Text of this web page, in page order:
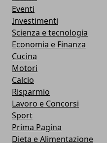
Eventi
Investimenti
Scienza e tecnologia
Economia e Finanza
Cucina
Motori
Calcio
Risparmio
Lavoro e Concorsi
Sport
Prima Pagina
Dieta e Alimentazione